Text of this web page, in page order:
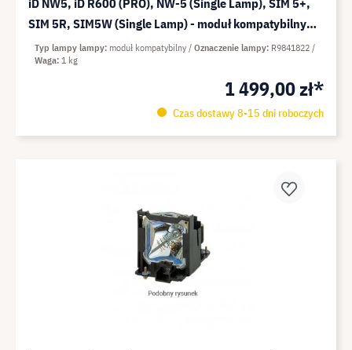
iD NW5, iD R600 (PRO), NW-5 (Single Lamp), SIM 5+,
SIM 5R, SIM5W (Single Lamp) - moduł kompatybilny
(zamiennik do: R9841822)
1 499,00 zł*
Czas dostawy 8-15 dni roboczych
Typ lampy lampy moduł kompatybilny Oznaczenie lampy R9841822
Waga 1 kg